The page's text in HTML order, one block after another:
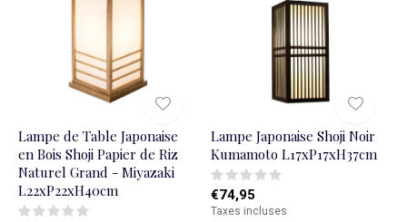
Lampe de Table Japonaise
en Bois Shoji Papier de Riz
Naturel Grand - Miyazaki
L22xP22xH40cm
Lampe Japonaise Shoji Noir
Kumamoto L17xP17xH37cm
€74,95
Taxes incluses